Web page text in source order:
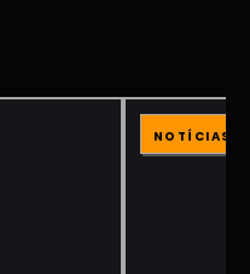
NOTÍCIAS